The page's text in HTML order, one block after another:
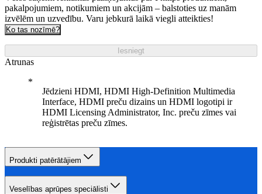
pakalpojumiem, notikumiem un akcijām – balstoties uz manām
izvēlēm un uzvedību. Varu jebkurā laikā viegli atteikties!
Ko tas nozīmē?
Iesniegt
Atrunas
Jēdzieni HDMI, HDMI High-Definition Multimedia
Interface, HDMI preču dizains un HDMI logotipi ir
HDMI Licensing Administrator, Inc. preču zīmes vai
reģistrētas preču zīmes.
Produkti patērātājiem
Veselības aprūpes speciālisti